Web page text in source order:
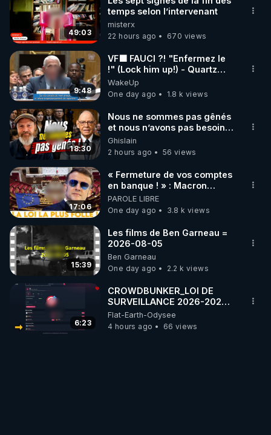
49:03
temps selon l’intervenant
misterx
22 hours ago
670 views
9:48
VF🟩 FAUCI ?! "Enfermez le
!" (Lock him up!) - Quartz
Traduction
WakeUp
One day ago
1.8 k views
18:30
Nous ne sommes pas gênés
et nous n’avons pas besoin
de nous excuser ! #jw
#jehovah #collegecentral
Ghislain
2 hours ago
56 views
17:06
« Fermeture de vos comptes
en banque ! » : Macron
impose une loi folle !
PAROLE LIBRE
One day ago
3.8 k views
15:39
Les films de Ben Garneau =
2026-08-05
Ben Garneau
One day ago
2.2 k views
6:23
CROWDBUNKER_LOI DE
SURVEILLANCE 2026-2027
DES RESEAUX SOCIAUX -
FERMETURE DE COMPTES A
Flat-Earth-Odysee
4 hours ago
66 views